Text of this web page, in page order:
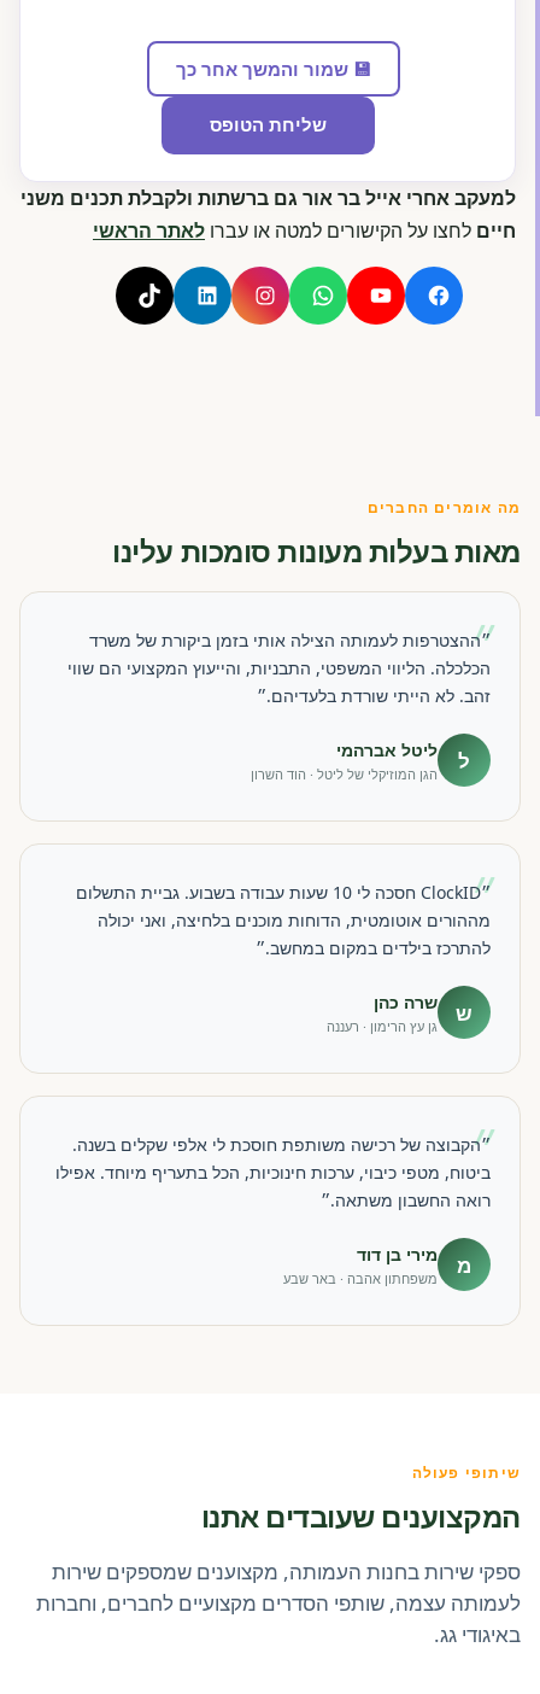
💾 שמור והמשך אחר כך
שליחת הטופס
למעקב אחרי אייל בר אור גם ברשתות ולקבלת תכנים משני
חיים לחצו על הקישורים למטה או עברו לאתר הראשי
מה אומרים החברים
מאות בעלות מעונות סומכות עלינו
״
״ההצטרפות לעמותה הצילה אותי בזמן ביקורת של משרד
הכלכלה. הליווי המשפטי, התבניות, והייעוץ המקצועי הם שווי
זהב. לא הייתי שורדת בלעדיהם.״
ל ליטל אברהמי
הגן המוזיקלי של ליטל · הוד השרון
״
״ClockID חסכה לי 10 שעות עבודה בשבוע. גביית התשלום
מההורים אוטומטית, הדוחות מוכנים בלחיצה, ואני יכולה
להתרכז בילדים במקום במחשב.״
ש שרה כהן
גן עץ הרימון · רעננה
״
״הקבוצה של רכישה משותפת חוסכת לי אלפי שקלים בשנה.
ביטוח, מטפי כיבוי, ערכות חינוכיות, הכל בתעריף מיוחד. אפילו
רואה החשבון משתאה.״
מ מירי בן דוד
משפחתון אהבה · באר שבע
שיתופי פעולה
המקצוענים שעובדים אתנו
ספקי שירות בחנות העמותה, מקצוענים שמספקים שירות
לעמותה עצמה, שותפי הסדרים מקצועיים לחברים, וחברות
באיגודי גג.